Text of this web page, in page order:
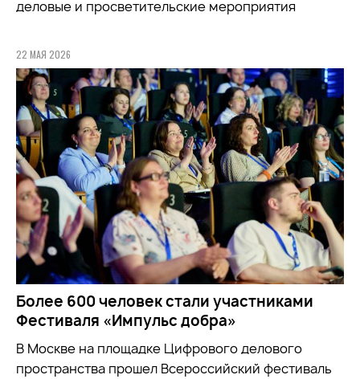
деловые и просветительские мероприятия
22 МАЯ 2026
Более 600 человек стали участниками
Фестиваля «Импульс добра»
В Москве на площадке Цифрового делового
пространства прошел Всероссийский фестиваль